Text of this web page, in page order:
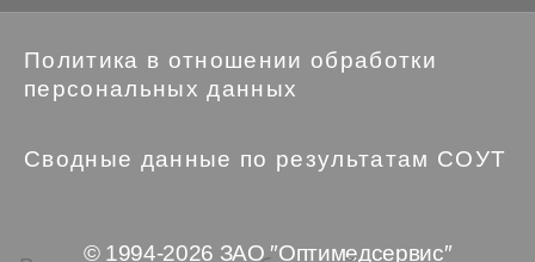
Политика в отношении обработки
персональных данных
Сводные данные по результатам СОУТ
© 1994-2026 ЗАО ″Оптимедсервис″